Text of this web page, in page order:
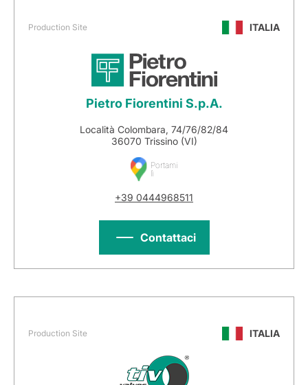
Production Site ITALIA
Pietro Fiorentini S.p.A.
Località Colombara, 74/76/82/84
36070 Trissino (VI)
Portami
lì
+39 0444968511
Contattaci
Production Site ITALIA